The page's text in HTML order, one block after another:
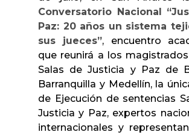
Conversatorio Nacional
Paz: 20 años un sistema
sus jueces”, encuentro
que reunirá a los
Salas de Justicia y Paz de
Barranquilla y Medellín, la
de Ejecución de sentencias
Justicia y Paz, expertos
internacionales y